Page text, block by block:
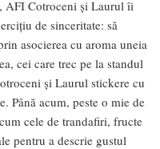
AFI Cotroceni și Laurul îi
de sinceritate: să
asocierea cu aroma uneia
cei care trec pe la standul
și Laurul stickere cu
Până acum, peste o mie de
cele de trandafiri, fructe
pentru a descrie gustul